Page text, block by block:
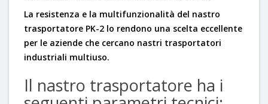
La resistenza e la multifunzionalità del nastro
trasportatore PK-2 lo rendono una scelta eccellente
per le aziende che cercano nastri trasportatori
industriali multiuso.
Il nastro trasportatore ha i